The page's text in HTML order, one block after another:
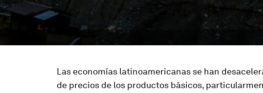
Las economías latinoamericanas se han
de precios de los productos básicos,